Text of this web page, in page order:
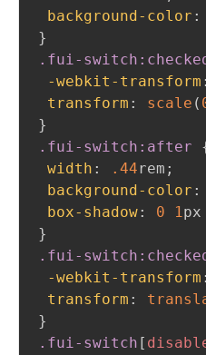
background-color :
}
.fui-switch
-webkit-transform :
transform : scale (
}
.fui-switch :after
width : .44rem ;
background-color :
box-shadow: 0 1px
}
.fui-switch
-webkit-transform :
transform :
}
.fui-switch [